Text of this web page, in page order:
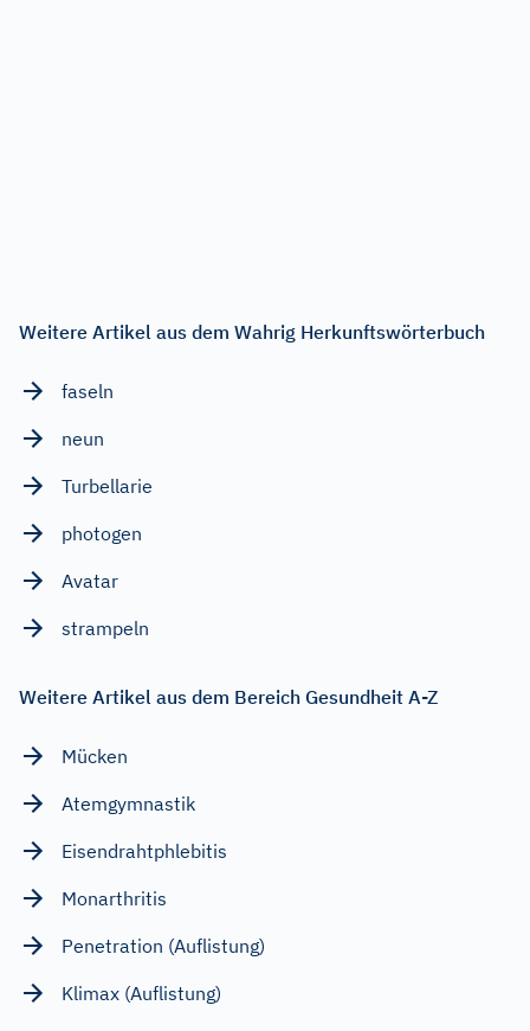
Weitere Artikel aus dem Wahrig Herkunftswörterbuch
faseln
neun
Turbellarie
photogen
Avatar
strampeln
Weitere Artikel aus dem Bereich Gesundheit A-Z
Mücken
Atemgymnastik
Eisendrahtphlebitis
Monarthritis
Penetration (Auflistung)
Klimax (Auflistung)